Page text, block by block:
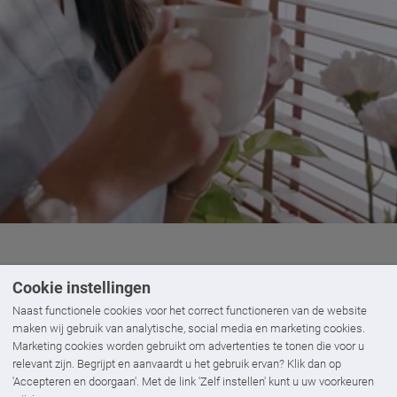
Cookie instellingen
Naast functionele cookies voor het correct functioneren van de website
maken wij gebruik van analytische, social media en marketing cookies.
Marketing cookies worden gebruikt om advertenties te tonen die voor u
relevant zijn. Begrijpt en aanvaardt u het gebruik ervan? Klik dan op
'Accepteren en doorgaan'. Met de link 'Zelf instellen' kunt u uw voorkeuren
voor extra